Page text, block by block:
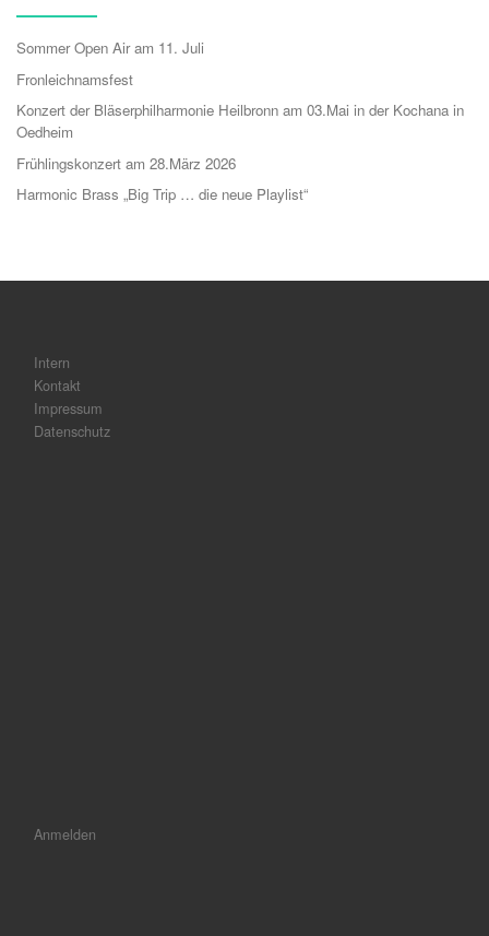
Sommer Open Air am 11. Juli
Fronleichnamsfest
Konzert der Bläserphilharmonie Heilbronn am 03.Mai in der Kochana in
Oedheim
Frühlingskonzert am 28.März 2026
Harmonic Brass „Big Trip … die neue Playlist“
Intern
Kontakt
Impressum
Datenschutz
Anmelden